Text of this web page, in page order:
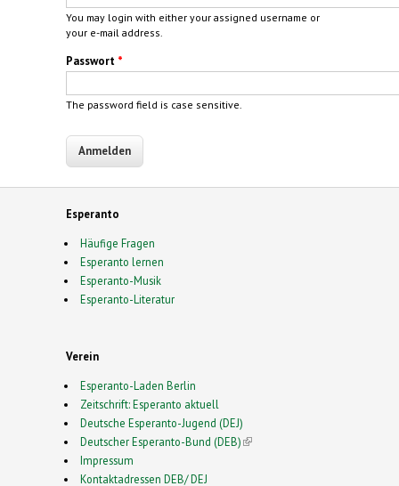
You may login with either your assigned username or
your e-mail address.
Passwort *
The password field is case sensitive.
Esperanto
Häufige Fragen
Esperanto lernen
Esperanto-Musik
Esperanto-Literatur
Verein
Esperanto-Laden Berlin
Zeitschrift: Esperanto aktuell
Deutsche Esperanto-Jugend (DEJ)
Deutscher Esperanto-Bund (DEB)(link is external)
Impressum
Kontaktadressen DEB/ DEJ